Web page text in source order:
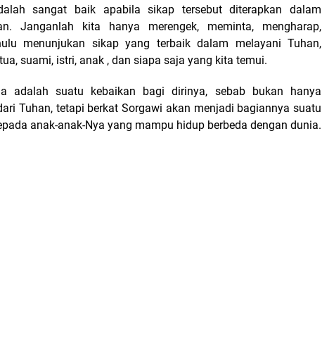
sangat baik apabila sikap tersebut diterapkan dalam
Janganlah kita hanya merengek, meminta, mengharap,
menunjukan sikap yang terbaik dalam melayani Tuhan,
suami, istri, anak , dan siapa saja yang kita temui.
adalah suatu kebaikan bagi dirinya, sebab bukan hanya
Tuhan, tetapi berkat Sorgawi akan menjadi bagiannya suatu
anak-anak-Nya yang mampu hidup berbeda dengan dunia.